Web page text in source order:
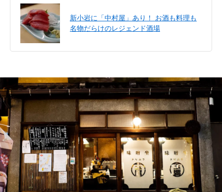
新小岩に「中村屋」あり！ お酒も料理も
名物だらけのレジェンド酒場